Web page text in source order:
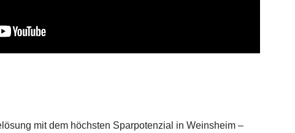
mit dem höchsten Sparpotenzial in Weinsheim –